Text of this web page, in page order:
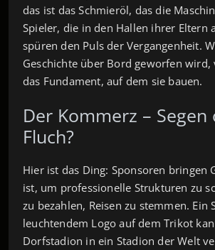
das ist das Schmieröl, das die
Spieler, die in den Hallen ihrer Eltern
spüren den Puls der Vergangenheit.
Geschichte über Bord geworfen wird,
das Fundament, auf dem sie bauen.
Der Kommerz – Segen
Fluch?
Hier ist das Ding: Sponsoren bringen
ist, um professionelle Strukturen zu
zu bezahlen, Reisen zu stemmen. Ein
leuchtendem Logo auf dem Trikot
Dorfstadion in ein Stadion der Welt